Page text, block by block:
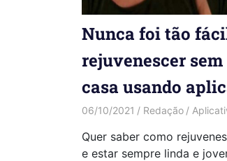
Nunca foi tão
rejuvenescer
casa usando
06/10/2021 Redação
Quer saber como
e estar sempre linda e